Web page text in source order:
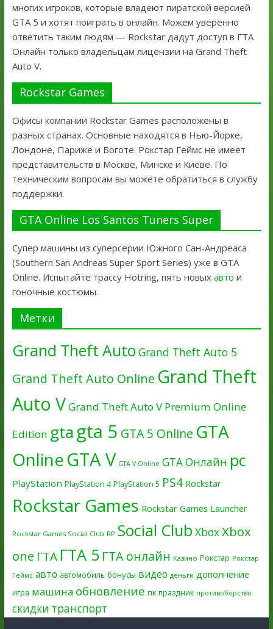
многих игроков, которые владеют пиратской версией
GTA 5 и хотят поиграть в онлайн. Можем уверенно
ответить таким людям — Rockstar дадут доступ в ГТА
Онлайн только владельцам лицензии на Grand Theft
Auto V.
Rockstar Games
Офисы компании Rockstar Games расположены в
разных странах. Основные находятся в Нью-Йорке,
Лондоне, Париже и Боготе. Рокстар Геймс не имеет
представительств в Москве, Минске и Киеве. По
техническим вопросам вы можете обратиться в службу
поддержки.
GTA Online Los Santos Tuners Super
Супер машины из суперсерии Южного Сан-Андреаса
(Southern San Andreas Super Sport Series) уже в GTA
Online. Испытайте трассу Hotring, пять новых авто и
гоночные костюмы.
Метки
Grand Theft Auto Grand Theft Auto 5
Grand Theft Auto Online Grand Theft
Auto VGrand Theft Auto V Premium Online
Edition gtagta 5 GTA 5 Online GTA
OnlineGTA V GTA V Online GTA Онлайн pc
PlayStation PlayStation 4 PlayStation 5 PS4 Rockstar
Rockstar Games Rockstar Games Launcher
Rockstar Games Social Club RP Social Club XboxXbox
one ГТА ГТА 5 ГТА онлайн Казино Рокстар Рокстар
Геймс авто автомобиль бонусы видео деньги дополнение
игра машина обновление пк праздник противоборство
скидки транспорт